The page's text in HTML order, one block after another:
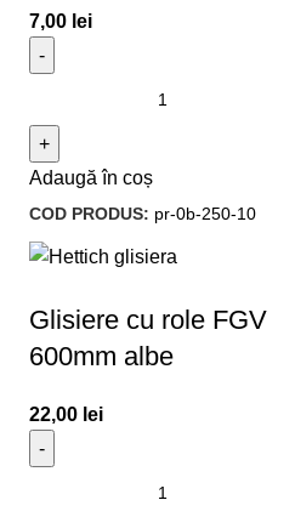
7,00 lei
Adaugă în coș
COD PRODUS: pr-0b-250-10
Glisiere cu role FGV
600mm albe
22,00 lei